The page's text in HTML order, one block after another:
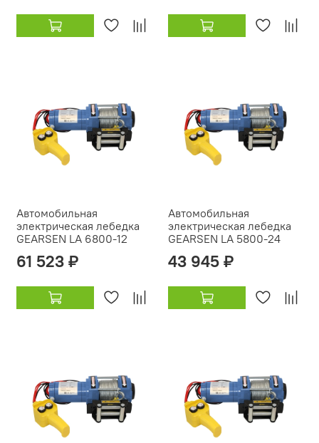
Автомобильная
электрическая лебедка
GEARSEN LA 6800-12
61 523 ₽
Автомобильная
электрическая лебедка
GEARSEN LA 5800-24
43 945 ₽